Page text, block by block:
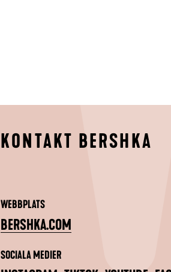
KONTAKT BERSHKA
WEBBPLATS
BERSHKA.COM
SOCIALA MEDIER